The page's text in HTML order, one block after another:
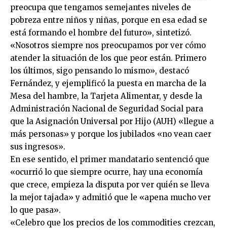
preocupa que tengamos semejantes niveles de
pobreza entre niños y niñas, porque en esa edad se
está formando el hombre del futuro», sintetizó.
«Nosotros siempre nos preocupamos por ver cómo
atender la situación de los que peor están. Primero
los últimos, sigo pensando lo mismo», destacó
Fernández, y ejemplificó la puesta en marcha de la
Mesa del hambre, la Tarjeta Alimentar, y desde la
Administración Nacional de Seguridad Social para
que la Asignación Universal por Hijo (AUH) «llegue a
más personas» y porque los jubilados «no vean caer
sus ingresos».
En ese sentido, el primer mandatario sentenció que
«ocurrió lo que siempre ocurre, hay una economía
que crece, empieza la disputa por ver quién se lleva
la mejor tajada» y admitió que le «apena mucho ver
lo que pasa».
«Celebro que los precios de los commodities crezcan,